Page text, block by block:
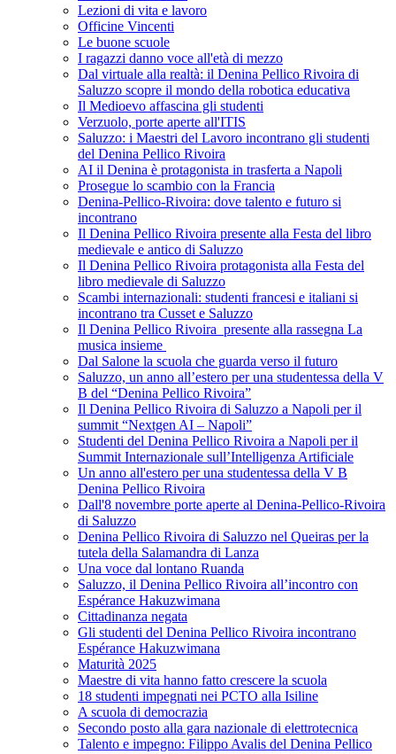
Lezioni di vita e lavoro
Officine Vincenti
Le buone scuole
I ragazzi danno voce all'età di mezzo
Dal virtuale alla realtà: il Denina Pellico Rivoira di
Saluzzo scopre il mondo della robotica educativa
Il Medioevo affascina gli studenti
Verzuolo, porte aperte all'ITIS
Saluzzo: i Maestri del Lavoro incontrano gli studenti
del Denina Pellico Rivoira
AI il Denina è protagonista in trasferta a Napoli
Prosegue lo scambio con la Francia
Denina-Pellico-Rivoira: dove talento e futuro si
incontrano
Il Denina Pellico Rivoira presente alla Festa del libro
medievale e antico di Saluzzo
Il Denina Pellico Rivoira protagonista alla Festa del
libro medievale di Saluzzo
Scambi internazionali: studenti francesi e italiani si
incontrano tra Cusset e Saluzzo
Il Denina Pellico Rivoira presente alla rassegna La
musica insieme
Dal Salone la scuola che guarda verso il futuro
Saluzzo, un anno all’estero per una studentessa della V
B del “Denina Pellico Rivoira”
Il Denina Pellico Rivoira di Saluzzo a Napoli per il
summit “Nextgen AI – Napoli”
Studenti del Denina Pellico Rivoira a Napoli per il
Summit Internazionale sull’Intelligenza Artificiale
Un anno all'estero per una studentessa della V B
Denina Pellico Rivoira
Dall'8 novembre porte aperte al Denina-Pellico-Rivoira
di Saluzzo
Denina Pellico Rivoira di Saluzzo nel Queiras per la
tutela della Salamandra di Lanza
Una voce dal lontano Ruanda
Saluzzo, il Denina Pellico Rivoira all’incontro con
Espérance Hakuzwimana
Cittadinanza negata
Gli studenti del Denina Pellico Rivoira incontrano
Espérance Hakuzwimana
Maturità 2025
Maestre di vita hanno fatto crescere la scuola
18 studenti impegnati nei PCTO alla Isiline
A scuola di democrazia
Secondo posto alla gara nazionale di elettrotecnica
Talento e impegno: Filippo Avalis del Denina Pellico